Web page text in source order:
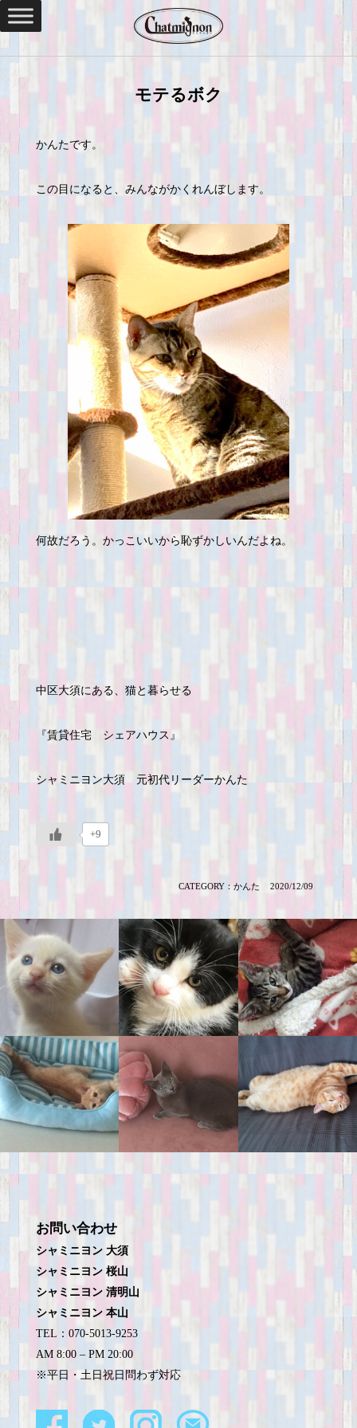
モテるボク
かんたです。
この目になると、みんながかくれんぼします。
何故だろう。かっこいいから恥ずかしいんだよね。
中区大須にある、猫と暮らせる
『賃貸住宅 シェアハウス』
シャミニヨン大須 元初代リーダーかんた
+9
CATEGORY：かんた 2020/12/09
お問い合わせ
シャミニヨン 大須
シャミニヨン 桜山
シャミニヨン 清明山
シャミニヨン 本山
TEL：070-5013-9253
AM 8:00 – PM 20:00
※平日・土日祝日問わず対応